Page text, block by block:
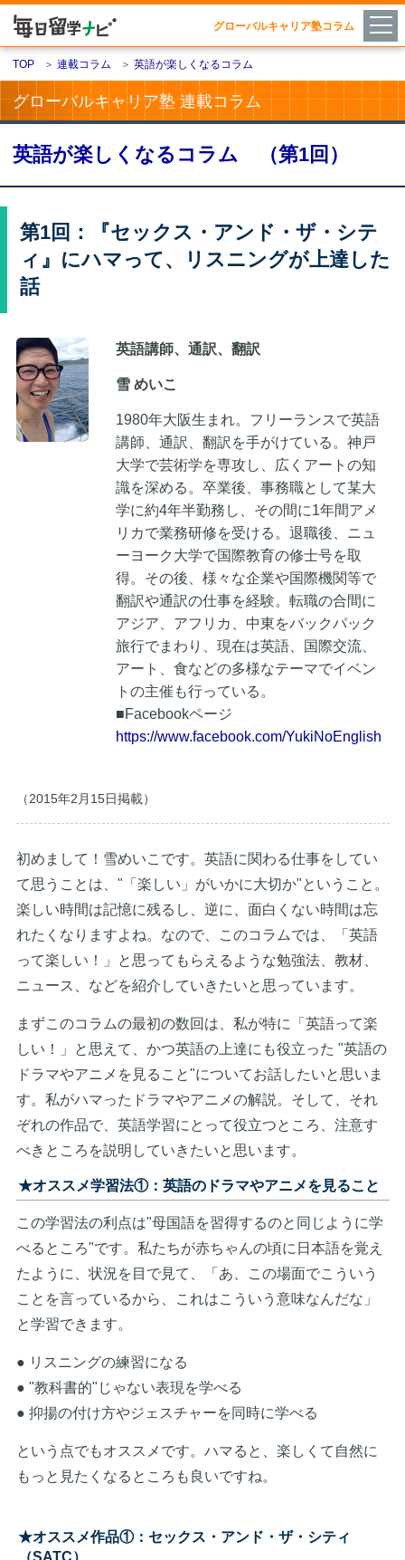
グローバルキャリア塾コラム
TOP ＞ 連載コラム ＞ 英語が楽しくなるコラム
グローバルキャリア塾 連載コラム
英語が楽しくなるコラム （第1回）
第1回：『セックス・アンド・ザ・シテ
ィ』にハマって、リスニングが上達した
話
英語講師、通訳、翻訳
雪 めいこ
1980年大阪生まれ。フリーランスで英語
講師、通訳、翻訳を手がけている。神戸
大学で芸術学を専攻し、広くアートの知
識を深める。卒業後、事務職として某大
学に約4年半勤務し、その間に1年間アメ
リカで業務研修を受ける。退職後、ニュ
ーヨーク大学で国際教育の修士号を取
得。その後、様々な企業や国際機関等で
翻訳や通訳の仕事を経験。転職の合間に
アジア、アフリカ、中東をバックパック
旅行でまわり、現在は英語、国際交流、
アート、食などの多様なテーマでイベン
トの主催も行っている。
■Facebookページ
https://www.facebook.com/YukiNoEnglish
（2015年2月15日掲載）
初めまして！雪めいこです。英語に関わる仕事をしてい
て思うことは、"「楽しい」がいかに大切か"ということ。
楽しい時間は記憶に残るし、逆に、面白くない時間は忘
れたくなりますよね。なので、このコラムでは、「英語
って楽しい！」と思ってもらえるような勉強法、教材、
ニュース、などを紹介していきたいと思っています。
まずこのコラムの最初の数回は、私が特に「英語って楽
しい！」と思えて、かつ英語の上達にも役立った "英語の
ドラマやアニメを見ること"についてお話したいと思いま
す。私がハマったドラマやアニメの解説。そして、それ
ぞれの作品で、英語学習にとって役立つところ、注意す
べきところを説明していきたいと思います。
★オススメ学習法①：英語のドラマやアニメを見ること
この学習法の利点は"母国語を習得するのと同じように学
べるところ"です。私たちが赤ちゃんの頃に日本語を覚え
たように、状況を目で見て、「あ、この場面でこういう
ことを言っているから、これはこういう意味なんだな」
と学習できます。
● リスニングの練習になる
● "教科書的"じゃない表現を学べる
● 抑揚の付け方やジェスチャーを同時に学べる
という点でもオススメです。ハマると、楽しくて自然に
もっと見たくなるところも良いですね。
★オススメ作品①：セックス・アンド・ザ・シティ